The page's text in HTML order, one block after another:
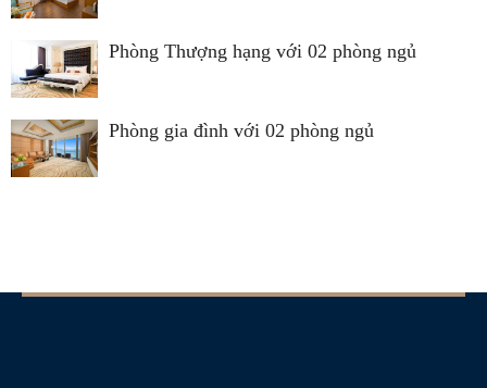
Phòng Thượng hạng với 02 phòng ngủ
Phòng gia đình với 02 phòng ngủ